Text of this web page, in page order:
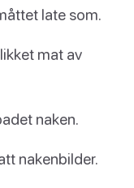
late som.
mat av
naken.
nakenbilder.